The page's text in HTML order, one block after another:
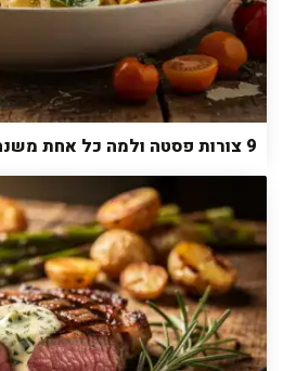
9 צורות פסטה ולמה כל אחת משנה את הרוטב